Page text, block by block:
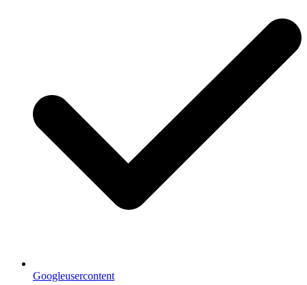
Googleusercontent